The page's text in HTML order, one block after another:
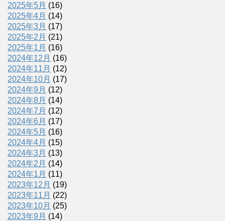
2025年5月 (16)
2025年4月 (14)
2025年3月 (17)
2025年2月 (21)
2025年1月 (16)
2024年12月 (16)
2024年11月 (12)
2024年10月 (17)
2024年9月 (12)
2024年8月 (14)
2024年7月 (12)
2024年6月 (17)
2024年5月 (16)
2024年4月 (15)
2024年3月 (13)
2024年2月 (14)
2024年1月 (11)
2023年12月 (19)
2023年11月 (22)
2023年10月 (25)
2023年9月 (14)